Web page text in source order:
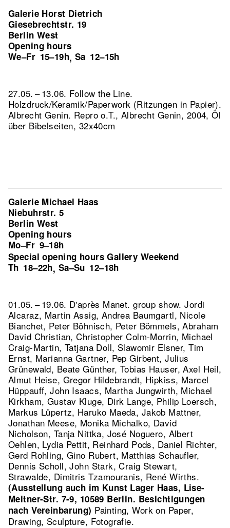
Galerie Horst Dietrich
Giesebrechtstr. 19
Berlin West
Opening hours
We–Fr 15–19h, Sa 12–15h
27.05. – 13.06. Follow the Line.
Holzdruck/Keramik/Paperwork (Ritzungen in Papier).
Albrecht Genin. Repro o.T., Albrecht Genin, 2004, Öl
über Bibelseiten, 32x40cm
Galerie Michael Haas
Niebuhrstr. 5
Berlin West
Opening hours
Mo–Fr 9–18h
Special opening hours Gallery Weekend
Th 18–22h, Sa–Su 12–18h
01.05. – 19.06. D'après Manet. group show. Jordi
Alcaraz, Martin Assig, Andrea Baumgartl, Nicole
Bianchet, Peter Böhnisch, Peter Bömmels, Abraham
David Christian, Christopher Colm-Morrin, Michael
Craig-Martin, Tatjana Doll, Slawomir Elsner, Tim
Ernst, Marianna Gartner, Pep Girbent, Julius
Grünewald, Beate Günther, Tobias Hauser, Axel Heil,
Almut Heise, Gregor Hildebrandt, Hipkiss, Marcel
Hüppauff, John Isaacs, Martha Jungwirth, Michael
Kirkham, Gustav Kluge, Dirk Lange, Philip Loersch,
Markus Lüpertz, Haruko Maeda, Jakob Mattner,
Jonathan Meese, Monika Michalko, David
Nicholson, Tanja Nittka, José Noguero, Albert
Oehlen, Lydia Pettit, Reinhard Pods, Daniel Richter,
Gerd Rohling, Gino Rubert, Matthias Schaufler,
Dennis Scholl, John Stark, Craig Stewart,
Strawalde, Dimitris Tzamouranis, René Wirths.
(Ausstellung auch im Kunst Lager Haas, Lise-
Meitner-Str. 7-9, 10589 Berlin. Besichtigungen
nach Vereinbarung) Painting, Work on Paper,
Drawing, Sculpture, Fotografie.